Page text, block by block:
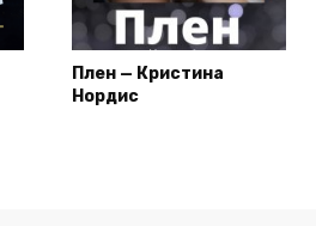
Плен — Кристина
Нордис